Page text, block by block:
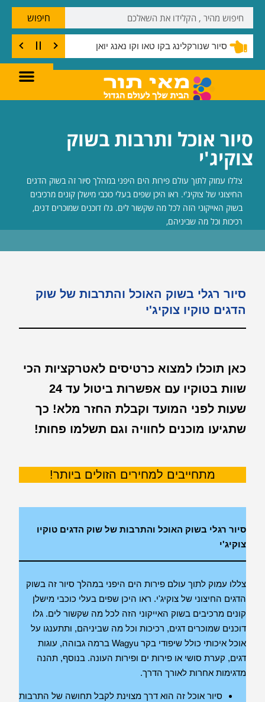
סיור שנורקלינג בקו טאו וקו נאנג יואן
חיפוש
סיור אוכל ותרבות בשוק
צוקיג'י
צללו עמוק לתוך עולם פירות הים היפני במהלך סיור זה בשוק הדגים
החיצוני של צוקיג'י. ראו היכן שפים בעלי כוכבי מישלן קונים מרכיבים
בשוק האייקוני הזה לכל מה שקשור לים. גלו דוכנים שמוכרים דגים,
רכיכות וכל מה שביניהם,
סיור רגלי בשוק האוכל והתרבות של שוק
הדגים טוקיו צוקיג'י
כאן תוכלו למצוא כרטיסים לאטרקציות הכי
שוות בטוקיו עם אפשרות ביטול עד 24
שעות לפני המועד וקבלת החזר מלא! כך
שתגיעו מוכנים לחוויה וגם תשלמו פחות!
מתחייבים למחירים הזולים ביותר!
סיור רגלי בשוק האוכל והתרבות של שוק הדגים טוקיו
צוקיג'י
צללו עמוק לתוך עולם פירות הים היפני במהלך סיור זה בשוק
הדגים החיצוני של צוקיג'י. ראו היכן שפים בעלי כוכבי מישלן
קונים מרכיבים בשוק האייקוני הזה לכל מה שקשור לים. גלו
דוכנים שמוכרים דגים, רכיכות וכל מה שביניהם, ותתענגו על
אוכל איכותי כולל שיפודי בקר Wagyu ברמה גבוהה, עוגות
דגים, קערת סושי או פירות ים ופירות העונה. בנוסף, תהנה
מדגימות אחרות לאורך הדרך.
סיור אוכל זה הוא דרך מצוינת לקבל תחושה של התרבות